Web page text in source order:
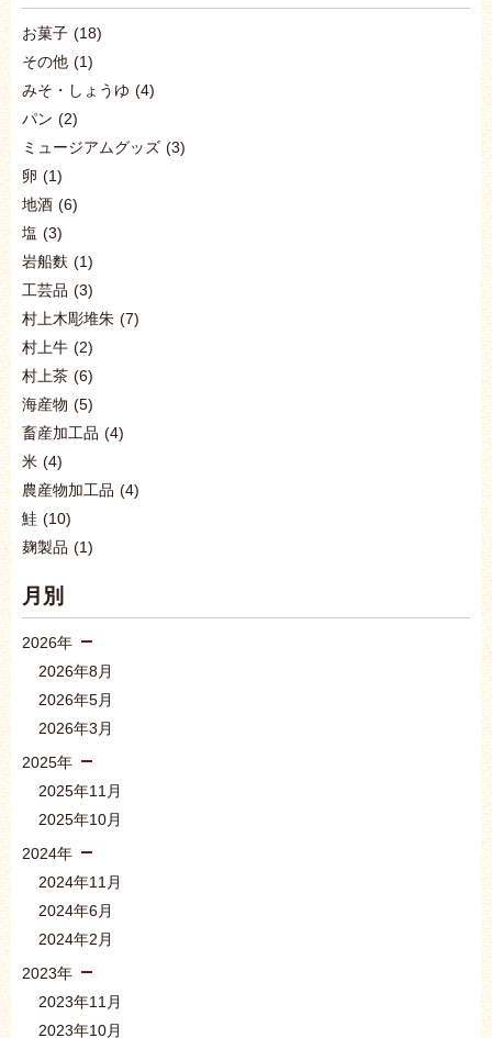
お菓子 (18)
その他 (1)
みそ・しょうゆ (4)
パン (2)
ミュージアムグッズ (3)
卵 (1)
地酒 (6)
塩 (3)
岩船麩 (1)
工芸品 (3)
村上木彫堆朱 (7)
村上牛 (2)
村上茶 (6)
海産物 (5)
畜産加工品 (4)
米 (4)
農産物加工品 (4)
鮭 (10)
麹製品 (1)
月別
2026年
2026年8月
2026年5月
2026年3月
2025年
2025年11月
2025年10月
2024年
2024年11月
2024年6月
2024年2月
2023年
2023年11月
2023年10月